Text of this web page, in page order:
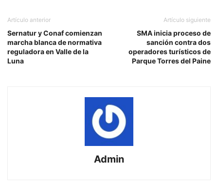
Artículo anterior
Sernatur y Conaf comienzan
marcha blanca de normativa
reguladora en Valle de la
Luna
Artículo siguiente
SMA inicia proceso de
sanción contra dos
operadores turísticos de
Parque Torres del Paine
Admin